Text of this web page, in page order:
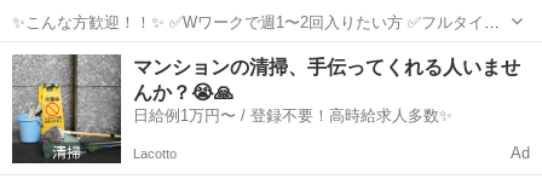
✨こんな方歓迎！！✨ ✅Wワークで週1〜2回入りたい方 ✅フルタイム
でしっかり稼ぎたい方 ✅週払い希望の方 ✅希望シフトで働きたい方 ▼
資格について ・初任者研修 ・実務者研修 ・介護福祉士 ※資格...
愛知 名古屋市
マンションの清掃、手伝ってくれる人いませ
んか？😭🙏
日給例1万円〜 / 登録不要！高時給求人多数✨
Lacotto Ad